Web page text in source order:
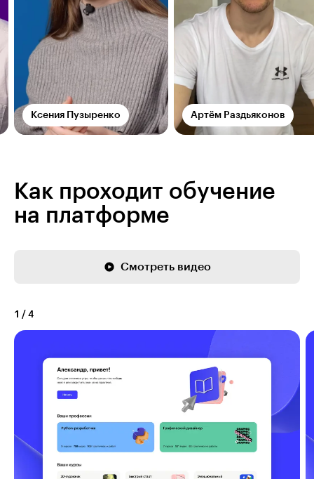
Ксения Пузыренко Артём Раздьяконов
Как проходит обучение
на платформе
Смотреть видео
1 / 4